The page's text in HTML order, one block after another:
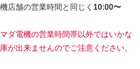
店舗の営業時間と同じく 10:00〜
ダ電機の営業時間帯以外ではいかな
が出来ませんのでご注意ください。